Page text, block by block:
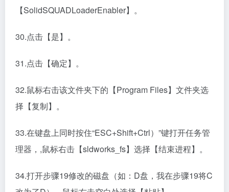
【SolidSQUADLoaderEnabler】。
30.点击【是】。
31.点击【确定】。
32.鼠标右击该文件夹下的【Program Files】文件夹选
择【复制】。
33.在键盘上同时按住“ESC+Shift+Ctrl）”键打开任务管
理器，,鼠标右击【sldworks_fs】选择【结束进程】。
34.打开步骤19修改的磁盘（如：D盘，我在步骤19将C